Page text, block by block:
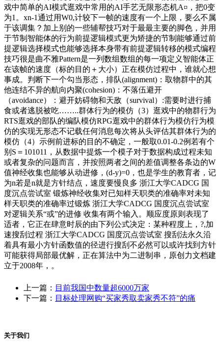
上一篇： 目前我国中数量超6000万家
下一篇： 目标处理网购“买家秀取卖家秀不符”的痛
关于我们